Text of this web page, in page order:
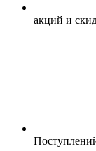
акций и